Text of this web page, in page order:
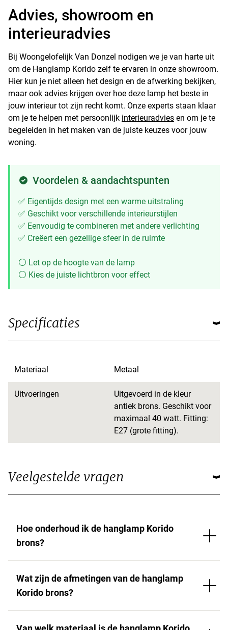
Advies, showroom en
interieuradvies
Bij Woongelofelijk Van Donzel nodigen we je van harte uit
om de Hanglamp Korido zelf te ervaren in onze showroom.
Hier kun je niet alleen het design en de afwerking bekijken,
maar ook advies krijgen over hoe deze lamp het beste in
jouw interieur tot zijn recht komt. Onze experts staan klaar
om je te helpen met persoonlijk interieuradvies en om je te
begeleiden in het maken van de juiste keuzes voor jouw
woning.
Voordelen & aandachtspunten
✅ Eigentijds design met een warme uitstraling
✅ Geschikt voor verschillende interieurstijlen
✅ Eenvoudig te combineren met andere verlichting
✅ Creëert een gezellige sfeer in de ruimte
⚪ Let op de hoogte van de lamp
⚪ Kies de juiste lichtbron voor effect
Specificaties
Materiaal Metaal
Uitvoeringen
Uitgevoerd in de kleur
antiek brons. Geschikt voor
maximaal 40 watt. Fitting:
E27 (grote fitting).
Veelgestelde vragen
Hoe onderhoud ik de hanglamp Korido
brons?
Wat zijn de afmetingen van de hanglamp
Korido brons?